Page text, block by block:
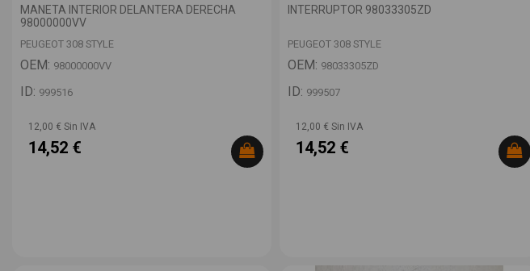
MANETA INTERIOR DELANTERA DERECHA
98000000VV
PEUGEOT 308 STYLE
OEM: 98000000VV
ID: 999516
12,00 € Sin IVA
14,52 €
INTERRUPTOR 98033305ZD
PEUGEOT 308 STYLE
OEM: 98033305ZD
ID: 999507
12,00 € Sin IVA
14,52 €